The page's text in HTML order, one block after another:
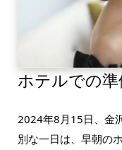
ホテルでの
2024年8月15日、金
別な一日は、早朝の